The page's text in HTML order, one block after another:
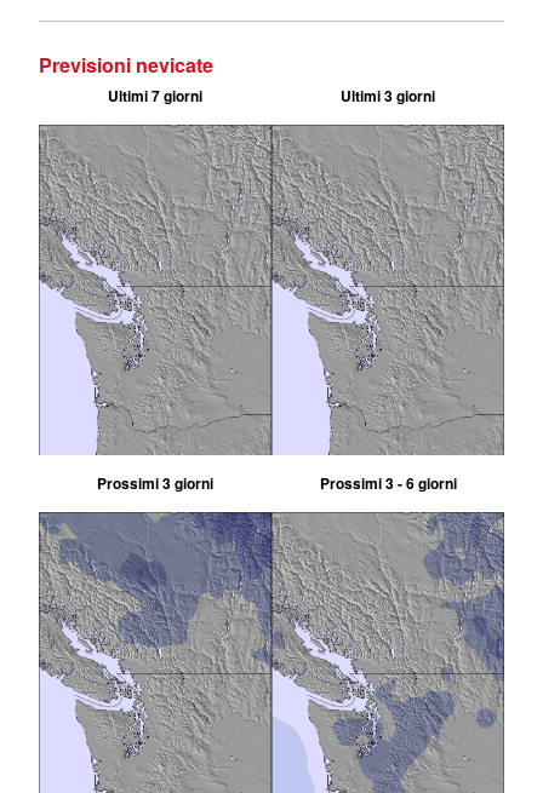
Previsioni nevicate
Ultimi 7 giorni Ultimi 3 giorni
Prossimi 3 giorni Prossimi 3 - 6 giorni